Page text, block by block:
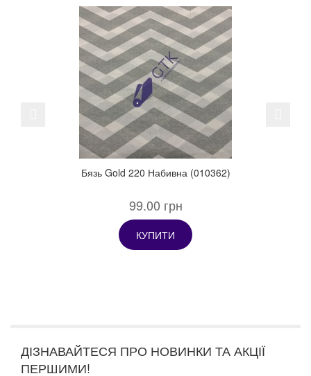
Бязь Gold 220 Набивна (010362)
99.00 грн
КУПИТИ
Previous
ДІЗНАВАЙТЕСЯ ПРО НОВИНКИ ТА АКЦІЇ
ПЕРШИМИ!